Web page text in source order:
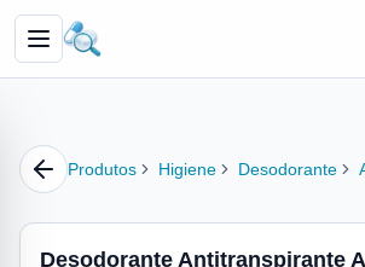
Produtos Higiene Desodorante
Desodorante Antitranspirante